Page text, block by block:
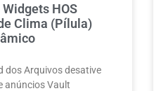
HOS
Clima (Pílula)
dos Arquivos desative
anúncios Vault